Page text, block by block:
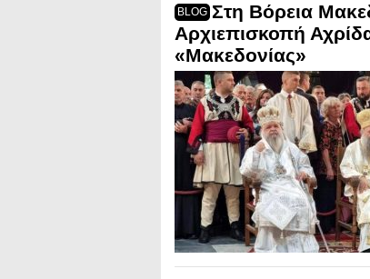
BLOG Στη Βόρεια
Αρχιεπισκοπή
«Μακεδονίας»